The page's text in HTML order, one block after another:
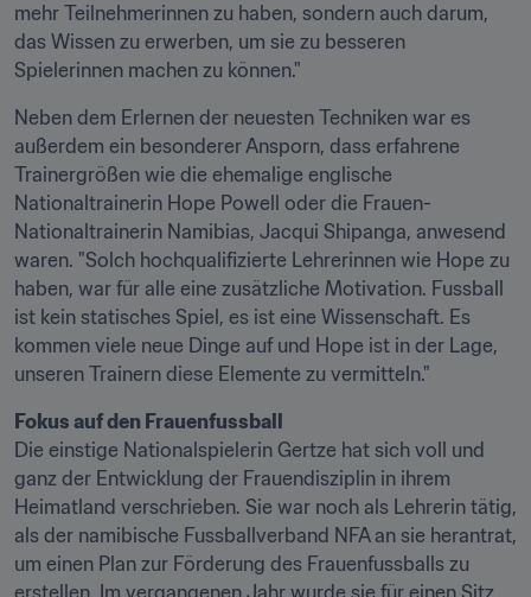
mehr Teilnehmerinnen zu haben, sondern auch darum,
das Wissen zu erwerben, um sie zu besseren
Spielerinnen machen zu können."
Neben dem Erlernen der neuesten Techniken war es
außerdem ein besonderer Ansporn, dass erfahrene
Trainergrößen wie die ehemalige englische
Nationaltrainerin Hope Powell oder die Frauen-
Nationaltrainerin Namibias, Jacqui Shipanga, anwesend
waren. "Solch hochqualifizierte Lehrerinnen wie Hope zu
haben, war für alle eine zusätzliche Motivation. Fussball
ist kein statisches Spiel, es ist eine Wissenschaft. Es
kommen viele neue Dinge auf und Hope ist in der Lage,
unseren Trainern diese Elemente zu vermitteln."
Fokus auf den Frauenfussball
Die einstige Nationalspielerin Gertze hat sich voll und
ganz der Entwicklung der Frauendisziplin in ihrem
Heimatland verschrieben. Sie war noch als Lehrerin tätig,
als der namibische Fussballverband NFA an sie herantrat,
um einen Plan zur Förderung des Frauenfussballs zu
erstellen. Im vergangenen Jahr wurde sie für einen Sitz